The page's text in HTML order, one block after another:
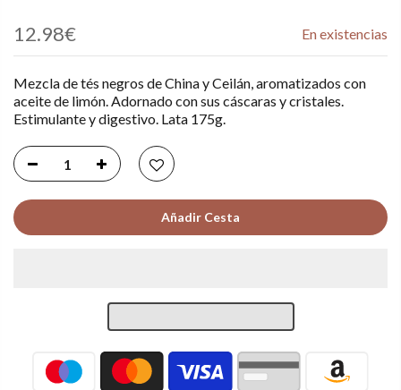
12.98€ En existencias
Mezcla de tés negros de China y Ceilán, aromatizados con
aceite de limón. Adornado con sus cáscaras y cristales.
Estimulante y digestivo. Lata 175g.
Añadir Cesta